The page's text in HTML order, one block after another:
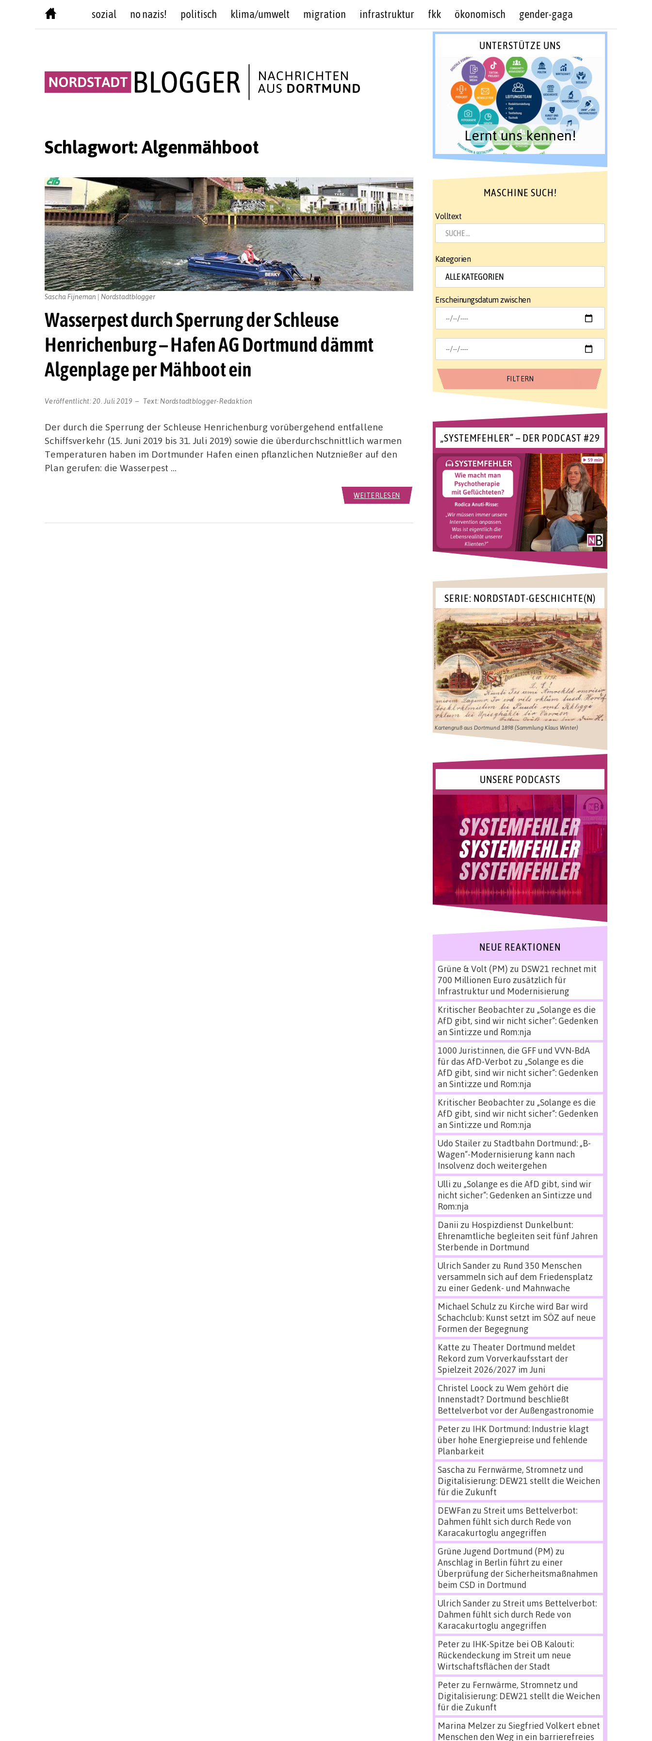
sozial no nazis! politisch klima/umwelt migration infrastruktur fkk ökonomisch gender-gaga
Schlagwort:Algenmähboot
Wasserpest durch Sperrung der Schleuse
Henrichenburg – Hafen AG Dortmund dämmt
Algenplage per Mähboot ein
Veröffentlicht:20. Juli 2019 Text: Nordstadtblogger-Redaktion
Sascha Fijneman | Nordstadtblogger
Der durch die Sperrung der Schleuse Henrichenburg vorübergehend entfallene
Schiffsverkehr (15. Juni 2019 bis 31. Juli 2019) sowie die überdurchschnittlich warmen
Temperaturen haben im Dortmunder Hafen einen pflanzlichen Nutznießer auf den
Plan gerufen: die Wasserpest …
WEITERLESEN
UNTERSTÜTZE UNS
Lernt uns kennen!
MASCHINE SUCH!
Volltext
Kategorien
Erscheinungsdatum zwischen
„SYSTEMFEHLER“ – DER PODCAST #29
SERIE: NORDSTADT-GESCHICHTE(N)
Kartengruß aus Dortmund 1898 (Sammlung Klaus Winter)
UNSERE PODCASTS
NEUE REAKTIONEN
Grüne & Volt (PM) zu DSW21 rechnet mit
700 Millionen Euro zusätzlich für
Infrastruktur und Modernisierung
Kritischer Beobachterzu „Solange es die
AfD gibt, sind wir nicht sicher“: Gedenken
an Sinti:zze und Rom:nja
1000 Jurist:innen, die GFF und VVN-BdA
für das AfD-Verbot zu „Solange es die
AfD gibt, sind wir nicht sicher“: Gedenken
an Sinti:zze und Rom:nja
Kritischer Beobachterzu „Solange es die
AfD gibt, sind wir nicht sicher“: Gedenken
an Sinti:zze und Rom:nja
Udo Stailerzu Stadtbahn Dortmund: „B-
Wagen“-Modernisierung kann nach
Insolvenz doch weitergehen
Ulli zu „Solange es die AfD gibt, sind wir
nicht sicher“: Gedenken an Sinti:zze und
Rom:nja
Danii zu Hospizdienst Dunkelbunt:
Ehrenamtliche begleiten seit fünf Jahren
Sterbende in Dortmund
Ulrich Sanderzu Rund 350 Menschen
versammeln sich auf dem Friedensplatz
zu einer Gedenk- und Mahnwache
Michael Schulz zu Kirche wird Bar wird
Schachclub: Kunst setzt im SÖZ auf neue
Formen der Begegnung
Katte zu Theater Dortmund meldet
Rekord zum Vorverkaufsstart der
Spielzeit 2026/2027 im Juni
Christel Loock zu Wem gehört die
Innenstadt? Dortmund beschließt
Bettelverbot vor der Außengastronomie
Peterzu IHK Dortmund: Industrie klagt
über hohe Energiepreise und fehlende
Planbarkeit
Sascha zu Fernwärme, Stromnetz und
Digitalisierung: DEW21 stellt die Weichen
für die Zukunft
DEWFan zu Streit ums Bettelverbot:
Dahmen fühlt sich durch Rede von
Karacakurtoglu angegriffen
Grüne Jugend Dortmund (PM) zu
Anschlag in Berlin führt zu einer
Überprüfung der Sicherheitsmaßnahmen
beim CSD in Dortmund
Ulrich Sanderzu Streit ums Bettelverbot:
Dahmen fühlt sich durch Rede von
Karacakurtoglu angegriffen
Peterzu IHK-Spitze bei OB Kalouti:
Rückendeckung im Streit um neue
Wirtschaftsflächen der Stadt
Peterzu Fernwärme, Stromnetz und
Digitalisierung: DEW21 stellt die Weichen
für die Zukunft
Marina Melzerzu Siegfried Volkert ebnet
Menschen den Weg in ein barrierefreies